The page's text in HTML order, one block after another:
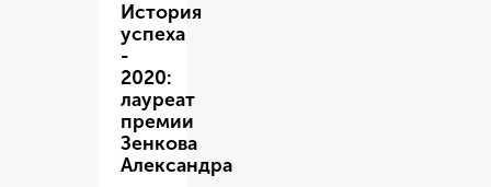
История
успеха
-
2020:
лауреат
премии
Зенкова
Александра